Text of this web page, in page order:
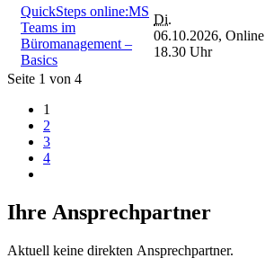
QuickSteps online:MS
Teams im
Büromanagement –
Basics
Di.
06.10.2026,
18.30 Uhr
Online
Seite 1 von 4
1
2
3
4
Ihre Ansprechpartner
Aktuell keine direkten Ansprechpartner.